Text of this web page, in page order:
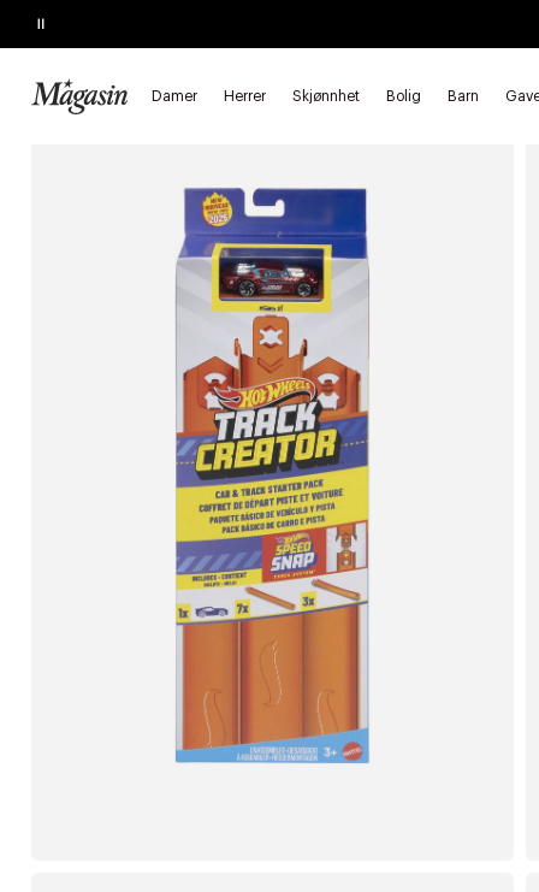
Pause
Damer Herrer Skjønnhet Bolig Barn
SALG
Forside